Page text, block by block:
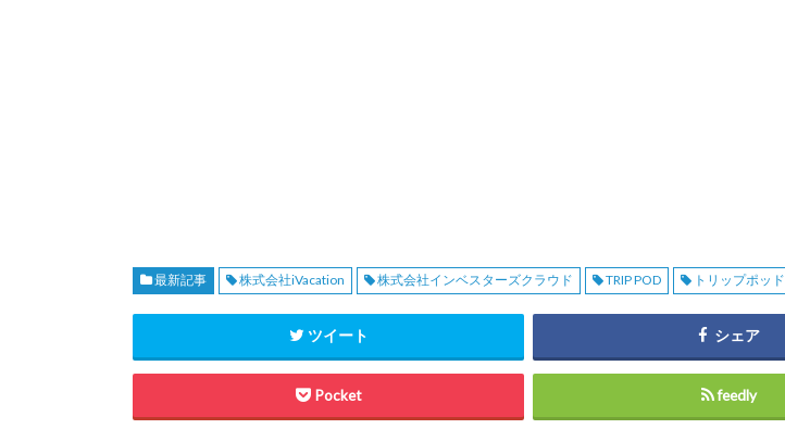
最新記事 株式会社iVacation 株式会社インベスターズクラウド TRIP POD トリップポッド
ツイート シェア
Pocket feedly